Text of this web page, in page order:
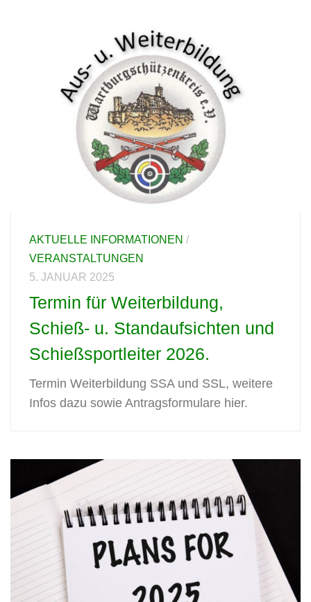
AKTUELLE INFORMATIONEN /
VERANSTALTUNGEN
5. JANUAR 2025
Termin für Weiterbildung,
Schieß- u. Standaufsichten und
Schießsportleiter 2026.
Termin Weiterbildung SSA und SSL, weitere
Infos dazu sowie Antragsformulare hier.